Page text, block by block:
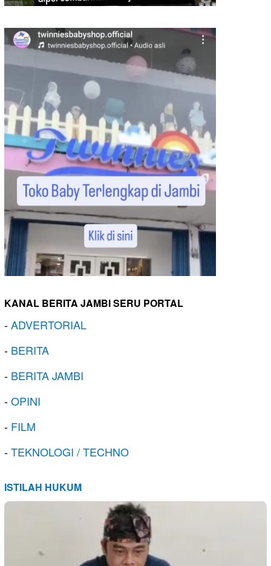
KANAL BERITA JAMBI SERU PORTAL
-ADVERTORIAL
- BERITA
- BERITA JAMBI
-OPINI
- FILM
-TEKNOLOGI / TECHNO
ISTILAH HUKUM